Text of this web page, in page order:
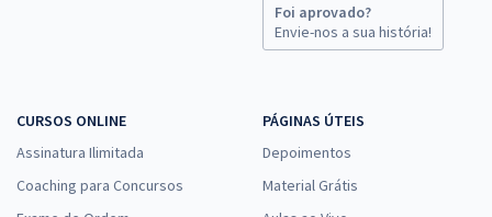
Foi aprovado?
Envie-nos a sua história!
CURSOS ONLINE
Assinatura Ilimitada
Coaching para Concursos
PÁGINAS ÚTEIS
Depoimentos
Material Grátis